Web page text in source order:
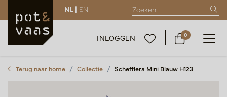
NL | EN
INLOGGEN 0
Terug naar home Collectie Schefflera Mini Blauw H123